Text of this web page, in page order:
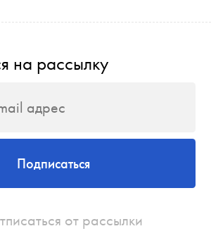
на рассылку
Подписаться
от рассылки